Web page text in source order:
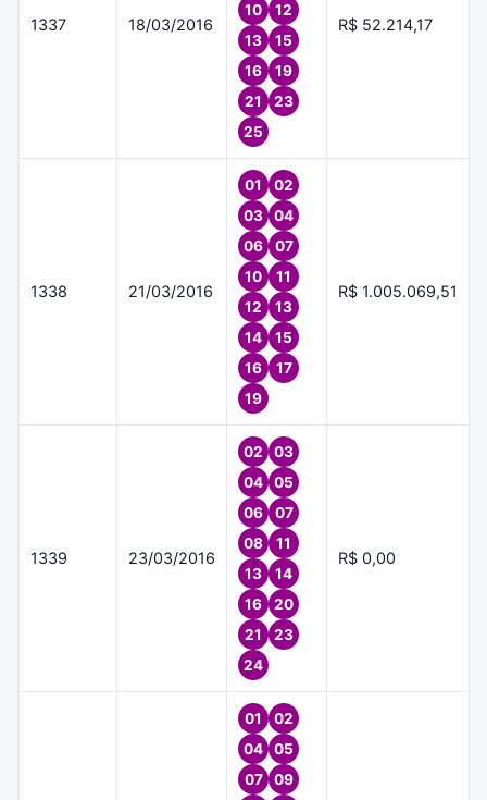
1337 18/03/2016
10
12
13
15
16
19
21
23
25
R$ 52.214,17
1338 21/03/2016
01
02
03
04
06
07
10
11
12
13
14
15
16
17
19
R$ 1.005.069,51
1339 23/03/2016
02
03
04
05
06
07
08
11
13
14
16
20
21
23
24
R$ 0,00
01
02
04
05
07
09